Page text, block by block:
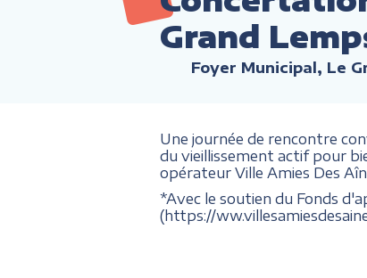
Grand
Foyer Municipal, Le
Une journée de rencontre
du vieillissement actif pour
opérateur Ville Amies Des
*Avec le soutien du Fonds
(https://